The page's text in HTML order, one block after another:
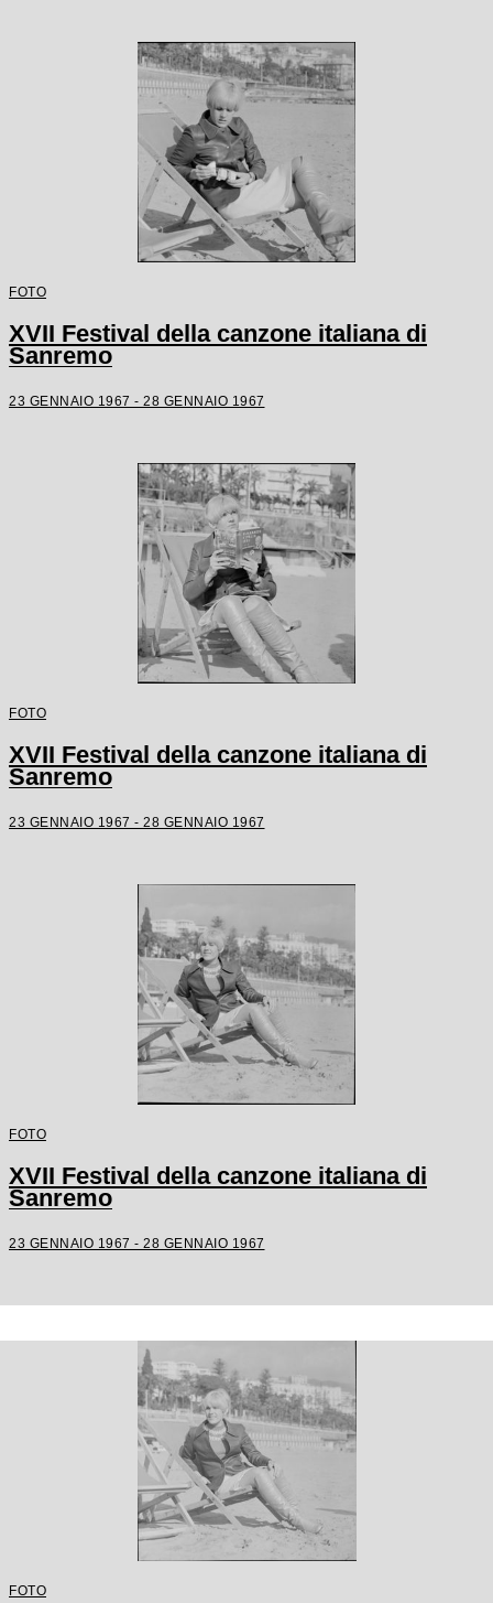
FOTO
XVII Festival della canzone italiana di
Sanremo
23 GENNAIO 1967 - 28 GENNAIO 1967
FOTO
XVII Festival della canzone italiana di
Sanremo
23 GENNAIO 1967 - 28 GENNAIO 1967
FOTO
XVII Festival della canzone italiana di
Sanremo
23 GENNAIO 1967 - 28 GENNAIO 1967
FOTO